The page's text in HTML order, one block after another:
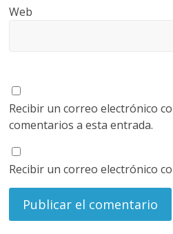
Web
Recibir un correo electrónico
comentarios a esta entrada.
Recibir un correo electrónico